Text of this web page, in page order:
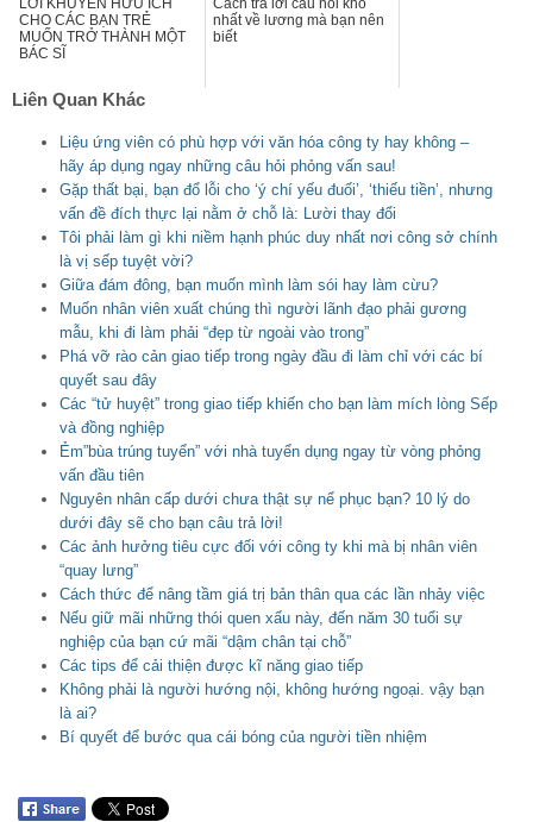
LỜI KHUYÊN HỮU ÍCH
CHO CÁC BẠN TRẺ
MUỐN TRỞ THÀNH MỘT
BÁC SĨ
Cách trả lời câu hỏi khó
nhất về lương mà bạn nên
biết
Liên Quan Khác
Liệu ứng viên có phù hợp với văn hóa công ty hay không –
hãy áp dụng ngay những câu hỏi phỏng vấn sau!
Gặp thất bại, bạn đổ lỗi cho ‘ý chí yếu đuối’, ‘thiếu tiền’, nhưng
vấn đề đích thực lại nằm ở chỗ là: Lười thay đổi
Tôi phải làm gì khi niềm hạnh phúc duy nhất nơi công sở chính
là vị sếp tuyệt vời?
Giữa đám đông, bạn muốn mình làm sói hay làm cừu?
Muốn nhân viên xuất chúng thì người lãnh đạo phải gương
mẫu, khi đi làm phải “đẹp từ ngoài vào trong”
Phá vỡ rào cản giao tiếp trong ngày đầu đi làm chỉ với các bí
quyết sau đây
Các “tử huyệt” trong giao tiếp khiến cho bạn làm mích lòng Sếp
và đồng nghiệp
Ẻm”bùa trúng tuyển” với nhà tuyển dụng ngay từ vòng phỏng
vấn đầu tiên
Nguyên nhân cấp dưới chưa thật sự nể phục bạn? 10 lý do
dưới đây sẽ cho bạn câu trả lời!
Các ảnh hưởng tiêu cực đối với công ty khi mà bị nhân viên
“quay lưng”
Cách thức để nâng tầm giá trị bản thân qua các lần nhảy việc
Nếu giữ mãi những thói quen xấu này, đến năm 30 tuổi sự
nghiệp của bạn cứ mãi “dậm chân tại chỗ”
Các tips để cải thiện được kĩ năng giao tiếp
Không phải là người hướng nội, không hướng ngoại. vậy bạn
là ai?
Bí quyết để bước qua cái bóng của người tiền nhiệm